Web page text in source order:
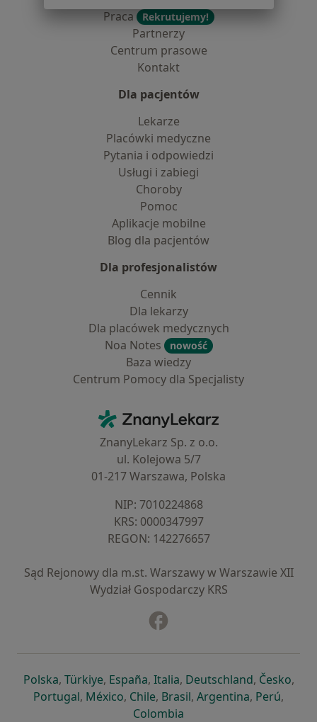
Praca
Rekrutujemy!
Partnerzy
Centrum prasowe
Kontakt
Dla pacjentów
Lekarze
Placówki medyczne
Pytania i odpowiedzi
Usługi i zabiegi
Choroby
Pomoc
Aplikacje mobilne
Blog dla pacjentów
Dla profesjonalistów
Cennik
Dla lekarzy
Dla placówek medycznych
Noa Notes
nowość
Baza wiedzy
Centrum Pomocy dla Specjalisty
ZnanyLekarz - Strona główna
ZnanyLekarz Sp. z o.o.
ul. Kolejowa 5/7
01-217 Warszawa, Polska
NIP: ⁠7010224868
KRS: ⁠0000347997
REGON: ⁠142276657
Sąd Rejonowy dla m.st. Warszawy w Warszawie XII
Wydział Gospodarczy KRS
Polskaotwiera się w nowej karcie
, Türkiyeotwiera się w nowej karcie
, Españaotwiera się w nowej karcie
, Italiaotwiera się w nowej
, Deutschlandotwiera się
, Česko,
Portugalotwiera się w nowej karcie
, Méxicootwiera się w nowej karcie
, Chileotwiera się w nowej karcie
, Brasilotwiera się w nowej
, Argentinaotwiera się
, Perú,
Colombia